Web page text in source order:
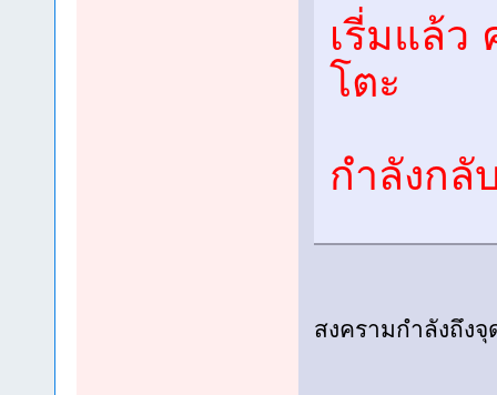
เรี่มแล้ว
โตะ
กำลังกลั
สงครามกำลังถึง